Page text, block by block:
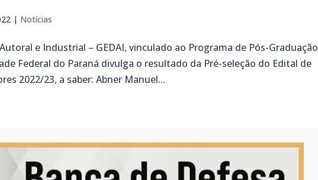
| Notícias
e Industrial – GEDAI, vinculado ao Programa de Pós-Graduação
Federal do Paraná divulga o resultado da Pré-seleção do Edital de
2022/23, a saber: Abner Manuel...